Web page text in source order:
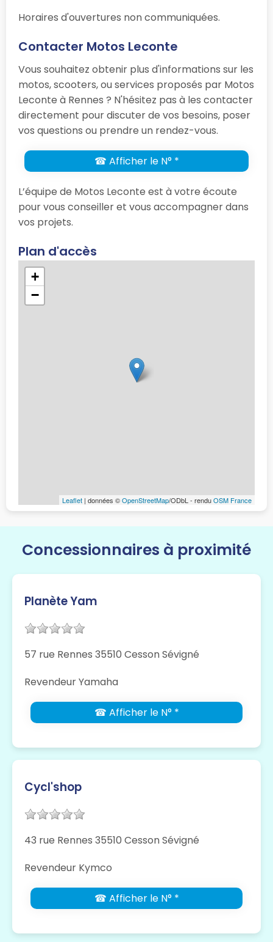
Horaires d'ouvertures non communiquées.
Contacter Motos Leconte
Vous souhaitez obtenir plus d'informations sur les
motos, scooters, ou services proposés par Motos
Leconte à Rennes ? N'hésitez pas à les contacter
directement pour discuter de vos besoins, poser
vos questions ou prendre un rendez-vous.
☎ Afficher le N° *
L’équipe de Motos Leconte est à votre écoute
pour vous conseiller et vous accompagner dans
vos projets.
Plan d'accès
+
−
Leaflet | données ©OpenStreetMap/ODbL - renduOSM France
Concessionnaires à proximité
Planète Yam
57 rue Rennes 35510 Cesson Sévigné
Revendeur Yamaha
☎ Afficher le N° *
Cycl'shop
43 rue Rennes 35510 Cesson Sévigné
Revendeur Kymco
☎ Afficher le N° *